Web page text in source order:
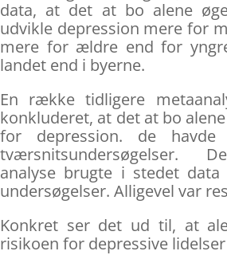
data, at det at bo alene
udvikle depression mere for
mere for ældre end for
landet end i byerne.
En række tidligere
konkluderet, at det at bo
for depression. de
tværsnitsundersøgelser.
analyse brugte i stedet
undersøgelser. Alligevel var
Konkret ser det ud til, at
risikoen for depressive